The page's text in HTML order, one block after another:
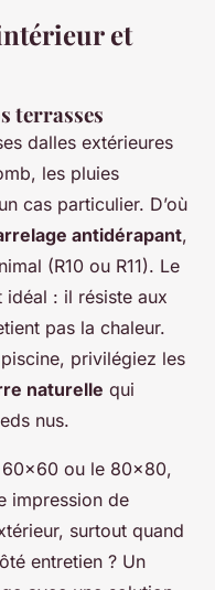
et
terrasses
dalles extérieures
les pluies
cas particulier. D’où
antidérapant,
(R10 ou R11). Le
idéal : il résiste aux
pas la chaleur.
privilégiez les
naturelle qui
nus.
60x60 ou le 80x80,
impression de
surtout quand
entretien ? Un